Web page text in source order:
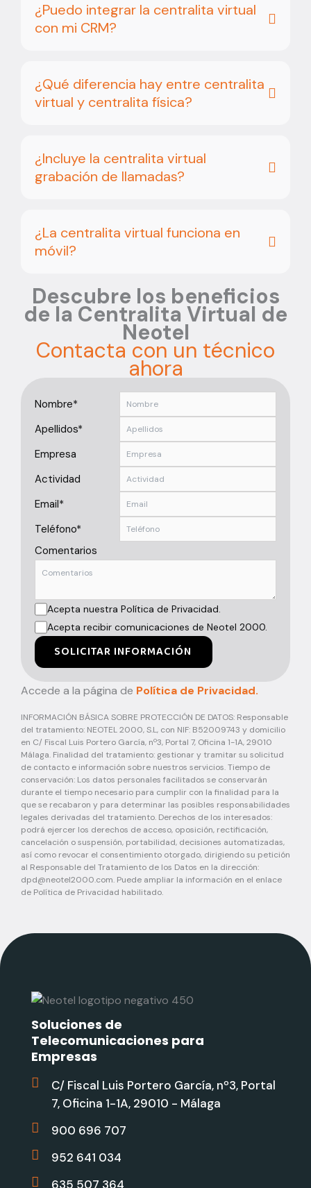
¿Puedo integrar la centralita virtual
con mi CRM?
¿Qué diferencia hay entre centralita
virtual y centralita física?
¿Incluye la centralita virtual
grabación de llamadas?
¿La centralita virtual funciona en
móvil?
Descubre los beneficios
de la Centralita Virtual de
Neotel
Contacta con un técnico
ahora
Nombre*
Apellidos*
Empresa
Actividad
Email*
Teléfono*
Comentarios
Acepta nuestra Política de Privacidad.
Acepta recibir comunicaciones de Neotel 2000.
SOLICITAR INFORMACIÓN
Accede a la página de Política de Privacidad.
INFORMACIÓN BÁSICA SOBRE PROTECCIÓN DE DATOS: Responsable
del tratamiento: NEOTEL 2000, S.L, con NIF: B52009743 y domicilio
en C/ Fiscal Luis Portero García, nº3, Portal 7, Oficina 1-1A, 29010
Málaga. Finalidad del tratamiento: gestionar y tramitar su solicitud
de contacto e información sobre nuestros servicios. Tiempo de
conservación: Los datos personales facilitados se conservarán
durante el tiempo necesario para cumplir con la finalidad para la
que se recabaron y para determinar las posibles responsabilidades
legales derivadas del tratamiento. Derechos de los interesados:
podrá ejercer los derechos de acceso, oposición, rectificación,
cancelación o suspensión, portabilidad, decisiones automatizadas,
así como revocar el consentimiento otorgado, dirigiendo su petición
al Responsable del Tratamiento de los Datos en la dirección:
dpd@neotel2000.com. Puede ampliar la información en el enlace
de Política de Privacidad habilitado.
Soluciones de
Telecomunicaciones para
Empresas
C/ Fiscal Luis Portero García, nº3, Portal
7, Oficina 1-1A, 29010 - Málaga
900 696 707
952 641 034
635 507 364